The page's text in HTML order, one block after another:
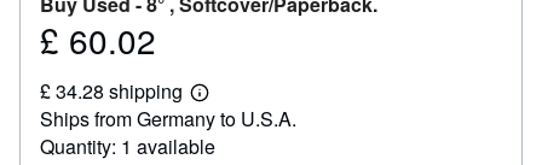
Price
60.02
£ 60.02
£ 34.28 shipping
Learn
more
about
shipping
Ships from Germany to U.S.A.
Quantity: 1 available